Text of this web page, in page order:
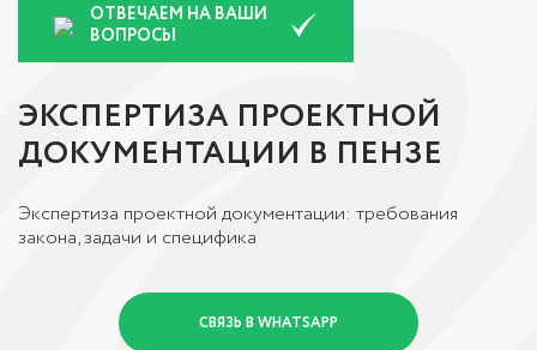
ОТВЕЧАЕМ НА ВАШИ
ВОПРОСЫ
ЭКСПЕРТИЗА ПРОЕКТНОЙ
ДОКУМЕНТАЦИИ В ПЕНЗЕ
Экспертиза проектной документации: требования
закона, задачи и специфика
СВЯЗЬ В WHATSAPP